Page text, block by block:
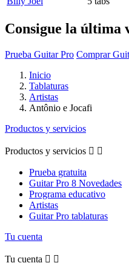
Consigue la última
Prueba Guitar Pro Comprar
Inicio
Tablaturas
Artistas
Antônio e Jocafi
Productos y servicios
Productos y servicios  
Prueba gratuita
Guitar Pro 8 Novedades
Programa educativo
Artistas
Guitar Pro tablaturas
Tu cuenta
Tu cuenta  